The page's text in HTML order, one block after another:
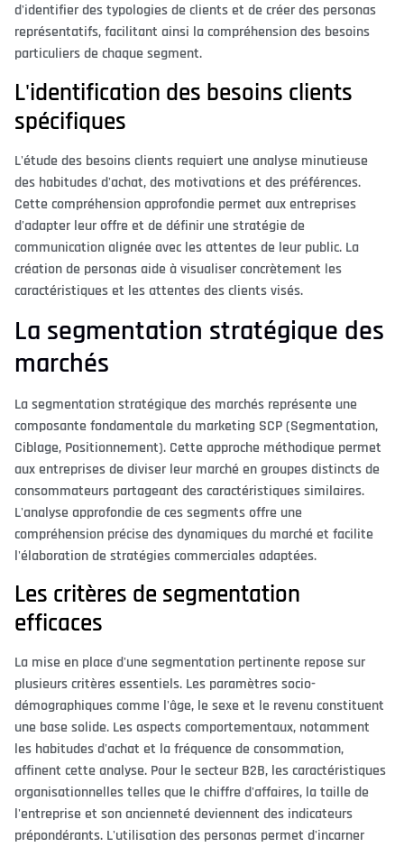
d'identifier des typologies de clients et de créer des personas
représentatifs, facilitant ainsi la compréhension des besoins
particuliers de chaque segment.
L'identification des besoins clients
spécifiques
L'étude des besoins clients requiert une analyse minutieuse
des habitudes d'achat, des motivations et des préférences.
Cette compréhension approfondie permet aux entreprises
d'adapter leur offre et de définir une stratégie de
communication alignée avec les attentes de leur public. La
création de personas aide à visualiser concrètement les
caractéristiques et les attentes des clients visés.
La segmentation stratégique des
marchés
La segmentation stratégique des marchés représente une
composante fondamentale du marketing SCP (Segmentation,
Ciblage, Positionnement). Cette approche méthodique permet
aux entreprises de diviser leur marché en groupes distincts de
consommateurs partageant des caractéristiques similaires.
L'analyse approfondie de ces segments offre une
compréhension précise des dynamiques du marché et facilite
l'élaboration de stratégies commerciales adaptées.
Les critères de segmentation
efficaces
La mise en place d'une segmentation pertinente repose sur
plusieurs critères essentiels. Les paramètres socio-
démographiques comme l'âge, le sexe et le revenu constituent
une base solide. Les aspects comportementaux, notamment
les habitudes d'achat et la fréquence de consommation,
affinent cette analyse. Pour le secteur B2B, les caractéristiques
organisationnelles telles que le chiffre d'affaires, la taille de
l'entreprise et son ancienneté deviennent des indicateurs
prépondérants. L'utilisation des personas permet d'incarner